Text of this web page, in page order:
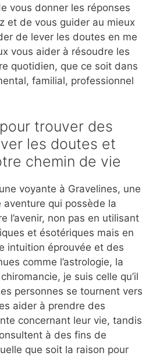
vous donner les réponses
et de vous guider au mieux
de lever les doutes en me
vous aider à résoudre les
quotidien, que ce soit dans
familial, professionnel
trouver des
les doutes et
chemin de vie
voyante à Gravelines, une
qui possède la
l’avenir, non pas en utilisant
et ésotériques mais en
intuition éprouvée et des
comme l’astrologie, la
je suis celle qu’il
personnes se tournent vers
aider à prendre des
concernant leur vie, tandis
à des fins de
que soit la raison pour